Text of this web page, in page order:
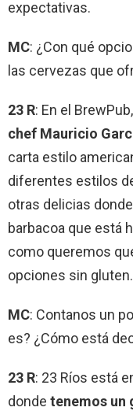
expectativas.
MC: ¿Con qué
las cervezas que
23 R: En el BrewPub,
chef Mauricio
carta estilo
diferentes estilos
otras delicias
barbacoa que está
como queremos
opciones sin gluten.
MC: Contanos un
es? ¿Cómo está
23 R: 23 Ríos está
donde tenemos un